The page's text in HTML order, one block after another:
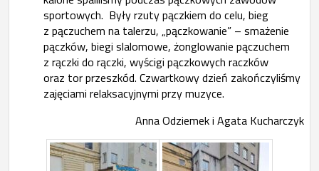
sportowych. Były rzuty pączkiem do celu, bieg
z pączuchem na talerzu, „pączkowanie” – smażenie
pączków, biegi slalomowe, żonglowanie pączuchem
z rączki do rączki, wyścigi pączkowych raczków
oraz tor przeszkód. Czwartkowy dzień zakończyliśmy
zajęciami relaksacyjnymi przy muzyce.
Anna Odziemek i Agata Kucharczyk